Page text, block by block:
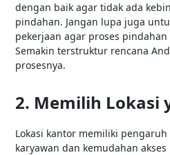
dengan baik agar tidak ada
pindahan. Jangan lupa juga
pekerjaan agar proses
Semakin terstruktur rencana
prosesnya.
2. Memilih Lokasi
Lokasi kantor memiliki
karyawan dan kemudahan